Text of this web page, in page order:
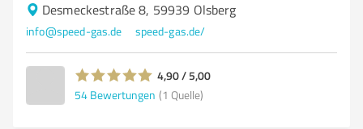
Desmeckestraße 8, 59939 Olsberg
info@speed-gas.de speed-gas.de/
4,90 / 5,00
54 Bewertungen (1 Quelle)